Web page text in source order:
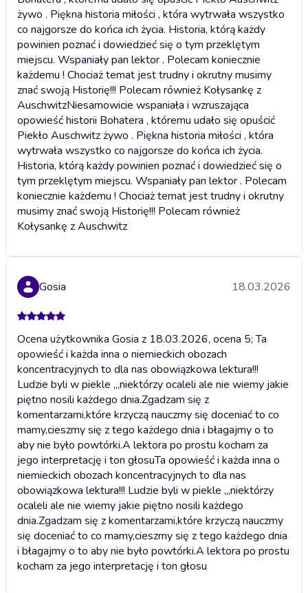
żywo . Piękna historia miłości , która wytrwała wszystko
co najgorsze do końca ich życia. Historia, którą każdy
powinien poznać i dowiedzieć się o tym przeklętym
miejscu. Wspaniały pan lektor . Polecam koniecznie
każdemu ! Chociaż temat jest trudny i okrutny musimy
znać swoją Historię!!! Polecam również Kołysankę z
AuschwitzNiesamowicie wspaniała i wzruszająca
opowieść historii Bohatera , któremu udało się opuścić
Piekło Auschwitz żywo . Piękna historia miłości , która
wytrwała wszystko co najgorsze do końca ich życia.
Historia, którą każdy powinien poznać i dowiedzieć się o
tym przeklętym miejscu. Wspaniały pan lektor . Polecam
koniecznie każdemu ! Chociaż temat jest trudny i okrutny
musimy znać swoją Historię!!! Polecam również
Kołysankę z Auschwitz
Gosia 18.03.2026
Ocena użytkownika Gosia z 18.03.2026, ocena 5; Ta
opowieść i każda inna o niemieckich obozach
koncentracyjnych to dla nas obowiązkowa lektura!!!
Ludzie byli w piekle ,,,niektórzy ocaleli ale nie wiemy jakie
piętno nosili każdego dnia.Zgadzam się z
komentarzami,które krzyczą nauczmy się doceniać to co
mamy,cieszmy się z tego każdego dnia i błagajmy o to
aby nie było powtórki.A lektora po prostu kocham za
jego interpretację i ton głosuTa opowieść i każda inna o
niemieckich obozach koncentracyjnych to dla nas
obowiązkowa lektura!!! Ludzie byli w piekle ,,,niektórzy
ocaleli ale nie wiemy jakie piętno nosili każdego
dnia.Zgadzam się z komentarzami,które krzyczą nauczmy
się doceniać to co mamy,cieszmy się z tego każdego dnia
i błagajmy o to aby nie było powtórki.A lektora po prostu
kocham za jego interpretację i ton głosu